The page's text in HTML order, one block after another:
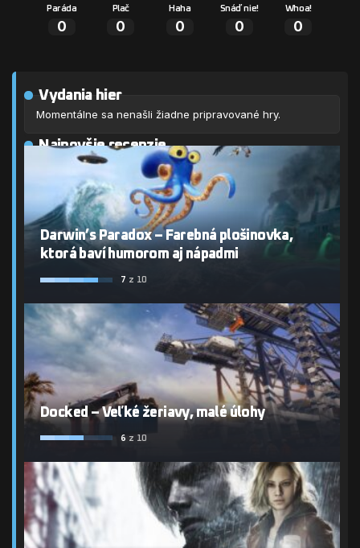
Paráda
0
Plač
0
Haha
0
Snáď nie!
0
Whoa!
0
Vydania hier
Momentálne sa nenašli žiadne pripravované hry.
Najnovšie recenzie
Darwin’s Paradox – Farebná plošinovka,
ktorá baví humorom aj nápadmi
7 z 10
Docked – Veľké žeriavy, malé úlohy
6 z 10